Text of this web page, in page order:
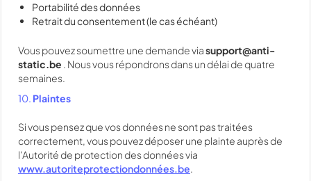
Portabilité des données
Retrait du consentement (le cas échéant)
Vous pouvez soumettre une demande viasupport@anti-
static.be . Nous vous répondrons dans un délai de quatre
semaines.
10. Plaintes
Si vous pensez que vos données ne sont pas traitées
correctement, vous pouvez déposer une plainte auprès de
l'Autorité de protection des données via
www.autoriteprotectiondonnées.be.